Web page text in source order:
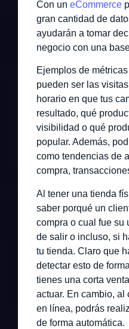
Con un eCommerce
gran cantidad de
ayudarán a tomar
negocio con una
Ejemplos de
pueden ser las
horario en que tus
resultado, qué
visibilidad o qué
popular. Además,
como tendencias de
compra,
Al tener una tienda
saber porqué un
compra o cual fue su
de salir o incluso, si
tu tienda. Claro que
detectar esto de
tienes una corta
actuar. En cambio, al
en línea, podrás
de forma automática.